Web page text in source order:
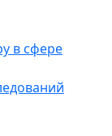
в сфере